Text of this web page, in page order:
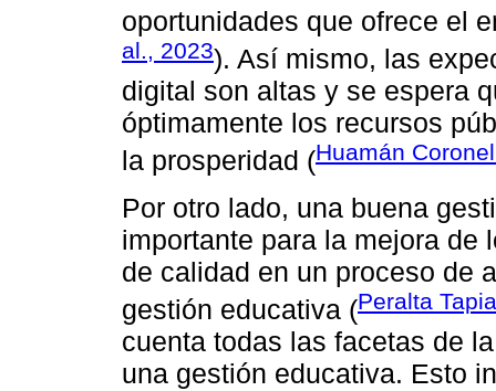
oportunidades que ofrece el
al., 2023). Así mismo, las
digital son altas y se espera
óptimamente los recursos
la prosperidad (Huamán
Por otro lado, una buena
importante para la mejora de
de calidad en un proceso de
gestión educativa (Peralta
cuenta todas las facetas de
una gestión educativa. Esto